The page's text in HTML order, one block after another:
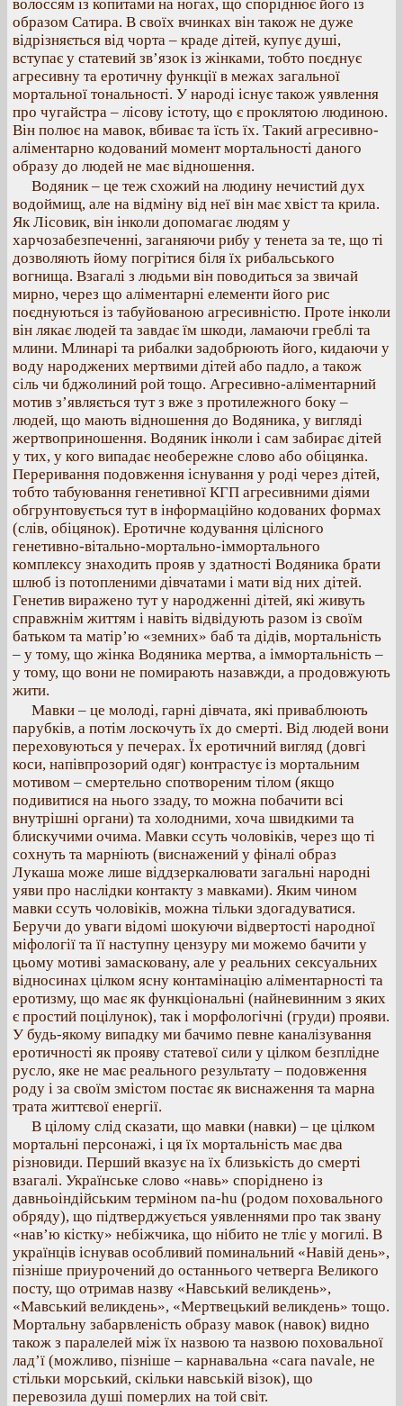
волоссям із копитами на ногах, що споріднює його із
образом Сатира. В своїх вчинках він також не дуже
відрізняється від чорта – краде дітей, купує душі,
вступає у статевий зв’язок із жінками, тобто поєднує
агресивну та еротичну функції в межах загальної
мортальної тональності. У народі існує також уявлення
про чугайстра – лісову істоту, що є проклятою людиною.
Він полює на мавок, вбиває та їсть їх. Такий агресивно-
аліментарно кодований момент мортальності даного
образу до людей не має відношення.
Водяник – це теж схожий на людину нечистий дух
водоймищ, але на відміну від неї він має хвіст та крила.
Як Лісовик, він інколи допомагає людям у
харчозабезпеченні, заганяючи рибу у тенета за те, що ті
дозволяють йому погрітися біля їх рибальського
вогнища. Взагалі з людьми він поводиться за звичай
мирно, через що аліментарні елементи його рис
поєднуються із табуйованою агресивністю. Проте інколи
він лякає людей та завдає їм шкоди, ламаючи греблі та
млини. Млинарі та рибалки задобрюють його, кидаючи у
воду народжених мертвими дітей або падло, а також
сіль чи бджолиний рой тощо. Агресивно-аліментарний
мотив з’являється тут з вже з протилежного боку –
людей, що мають відношення до Водяника, у вигляді
жертвоприношення. Водяник інколи і сам забирає дітей
у тих, у кого випадає необережне слово або обіцянка.
Переривання подовження існування у роді через дітей,
тобто табуювання генетивної КГП агресивними діями
обгрунтовується тут в інформаційно кодованих формах
(слів, обіцянок). Еротичне кодування цілісного
генетивно-вітально-мортально-іммортального
комплексу знаходить прояв у здатності Водяника брати
шлюб із потопленими дівчатами і мати від них дітей.
Генетив виражено тут у народженні дітей, які живуть
справжнім життям і навіть відвідують разом із своїм
батьком та матір’ю «земних» баб та дідів, мортальність
– у тому, що жінка Водяника мертва, а іммортальність –
у тому, що вони не помирають назавжди, а продовжують
жити.
Мавки – це молоді, гарні дівчата, які приваблюють
парубків, а потім лоскочуть їх до смерті. Від людей вони
переховуються у печерах. Їх еротичний вигляд (довгі
коси, напівпрозорий одяг) контрастує із мортальним
мотивом – смертельно спотвореним тілом (якщо
подивитися на нього ззаду, то можна побачити всі
внутрішні органи) та холодними, хоча швидкими та
блискучими очима. Мавки ссуть чоловіків, через що ті
сохнуть та марніють (виснажений у фіналі образ
Лукаша може лише віддзеркалювати загальні народні
уяви про наслідки контакту з мавками). Яким чином
мавки ссуть чоловіків, можна тільки здогадуватися.
Беручи до уваги відомі шокуючи відвертості народної
міфології та її наступну цензуру ми можемо бачити у
цьому мотиві замасковану, але у реальних сексуальних
відносинах цілком ясну контамінацію аліментарності та
еротизму, що має як функціональні (найневинним з яких
є простий поцілунок), так і морфологічні (груди) прояви.
У будь-якому випадку ми бачимо певне каналізування
еротичності як прояву статевої сили у цілком безплідне
русло, яке не має реального результату – подовження
роду і за своїм змістом постає як виснаження та марна
трата життєвої енергії.
В цілому слід сказати, що мавки (навки) – це цілком
мортальні персонажі, і ця їх мортальність має два
різновиди. Перший вказує на їх близькість до смерті
взагалі. Українське слово «навь» споріднено із
давньоіндійським терміном na-hu (родом поховального
обряду), що підтверджується уявленнями про так звану
«нав’ю кістку» небіжчика, що нібито не тліє у могилі. В
українців існував особливий поминальний «Навій день»,
пізніше приурочений до останнього четверга Великого
посту, що отримав назву «Навський великдень»,
«Мавський великдень», «Мертвецький великдень» тощо.
Мортальну забарвленість образу мавок (навок) видно
також з паралелей між їх назвою та назвою поховальної
лад’ї (можливо, пізніше – карнавальна «cara navale, не
стільки морський, скільки навській візок), що
перевозила душі померлих на той світ.